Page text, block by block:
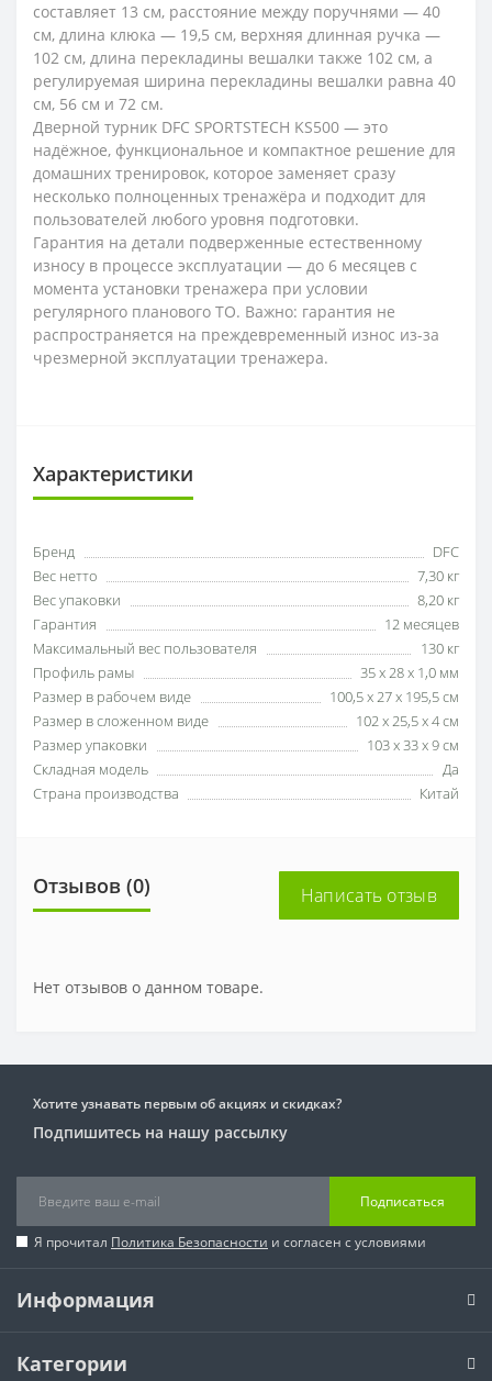
составляет 13 см, расстояние между поручнями — 40
см, длина клюка — 19,5 см, верхняя длинная ручка —
102 см, длина перекладины вешалки также 102 см, а
регулируемая ширина перекладины вешалки равна 40
см, 56 см и 72 см.
Дверной турник DFC SPORTSTECH KS500 — это
надёжное, функциональное и компактное решение для
домашних тренировок, которое заменяет сразу
несколько полноценных тренажёра и подходит для
пользователей любого уровня подготовки.
Гарантия на детали подверженные естественному
износу в процессе эксплуатации — до 6 месяцев с
момента установки тренажера при условии
регулярного планового ТО. Важно: гарантия не
распространяется на преждевременный износ из-за
чрезмерной эксплуатации тренажера.
Характеристики
Бренд
DFC
Вес нетто
7,30 кг
Вес упаковки
8,20 кг
Гарантия
12 месяцев
Максимальный вес пользователя
130 кг
Профиль рамы
35 х 28 х 1,0 мм
Размер в рабочем виде
100,5 x 27 x 195,5 см
Размер в сложенном виде
102 x 25,5 x 4 см
Размер упаковки
103 x 33 x 9 см
Складная модель
Да
Страна производства
Китай
Отзывов (0) Написать отзыв
Нет отзывов о данном товаре.
Хотите узнавать первым об акциях и скидках?
Подпишитесь на нашу рассылку
Подписаться
Я прочитал Политика Безопасности и согласен с условиями
Информация
Категории